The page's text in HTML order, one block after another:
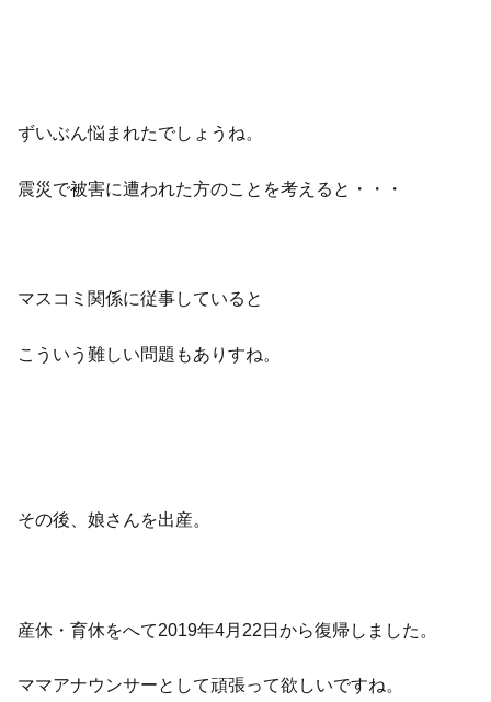
ずいぶん悩まれたでしょうね。
震災で被害に遭われた方のことを考えると・・・
マスコミ関係に従事していると
こういう難しい問題もありすね。
その後、娘さんを出産。
産休・育休をへて2019年4月22日から復帰しました。
ママアナウンサーとして頑張って欲しいですね。